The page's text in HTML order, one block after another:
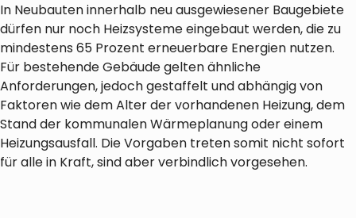
In Neubauten innerhalb neu ausgewiesener Baugebiete
dürfen nur noch Heizsysteme eingebaut werden, die zu
mindestens 65 Prozent erneuerbare Energien nutzen.
Für bestehende Gebäude gelten ähnliche
Anforderungen, jedoch gestaffelt und abhängig von
Faktoren wie dem Alter der vorhandenen Heizung, dem
Stand der kommunalen Wärmeplanung oder einem
Heizungsausfall. Die Vorgaben treten somit nicht sofort
für alle in Kraft, sind aber verbindlich vorgesehen.